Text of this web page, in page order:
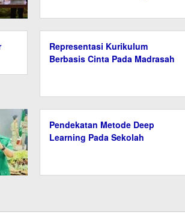
Representasi Kurikulum
Berbasis Cinta Pada Madrasah
Pendekatan Metode Deep
Learning Pada Sekolah